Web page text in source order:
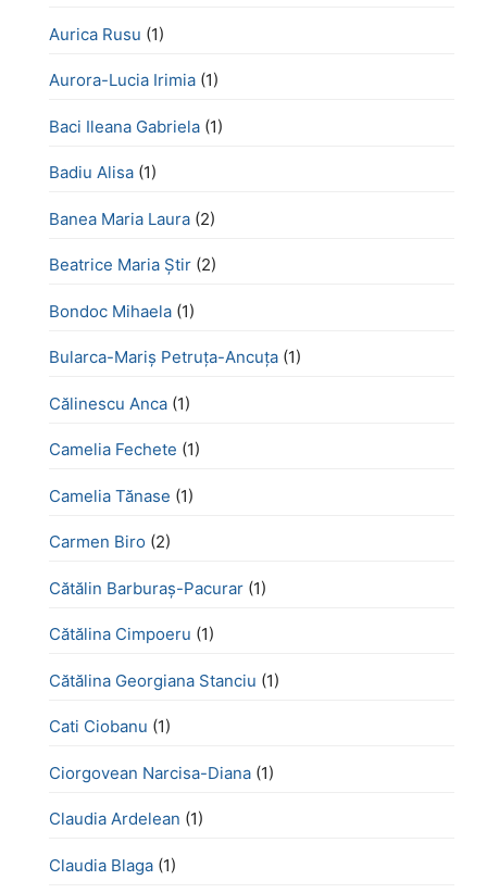
Aurica Rusu (1)
Aurora-Lucia Irimia (1)
Baci Ileana Gabriela (1)
Badiu Alisa (1)
Banea Maria Laura (2)
Beatrice Maria Știr (2)
Bondoc Mihaela (1)
Bularca-Mariș Petruța-Ancuța (1)
Călinescu Anca (1)
Camelia Fechete (1)
Camelia Tănase (1)
Carmen Biro (2)
Cătălin Barburaș-Pacurar (1)
Cătălina Cimpoeru (1)
Cătălina Georgiana Stanciu (1)
Cati Ciobanu (1)
Ciorgovean Narcisa-Diana (1)
Claudia Ardelean (1)
Claudia Blaga (1)